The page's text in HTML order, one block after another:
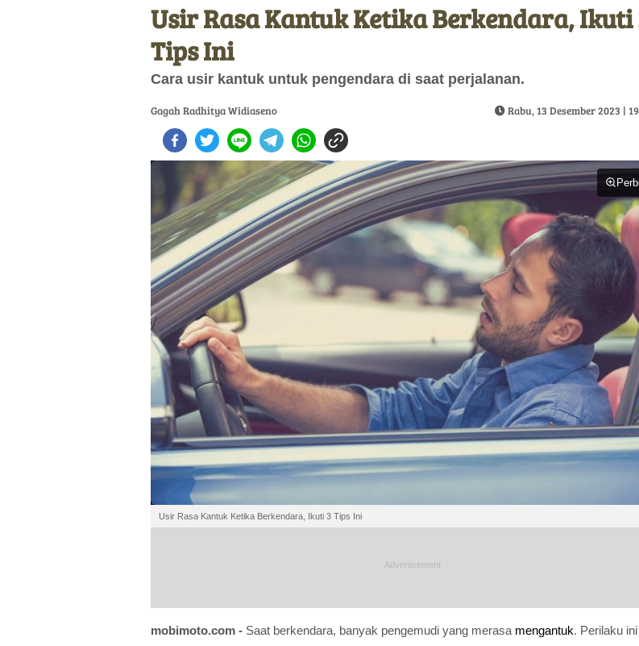
Usir Rasa Kantuk Ketika Berkendara, Ikuti
Tips Ini
Cara usir kantuk untuk pengendara di saat perjalanan.
Gagah Radhitya Widiaseno Rabu, 13 Desember 2023 |
Usir Rasa Kantuk Ketika Berkendara, Ikuti 3 Tips Ini
mobimoto.com - Saat berkendara, banyak pengemudi yang merasa mengantuk. Perilaku